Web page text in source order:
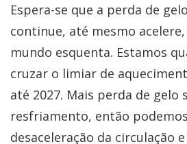
Espera-se que a perda de
continue, até mesmo
mundo esquenta. Estamos
cruzar o limiar de
até 2027. Mais perda de gelo
resfriamento, então
desaceleração da circulação